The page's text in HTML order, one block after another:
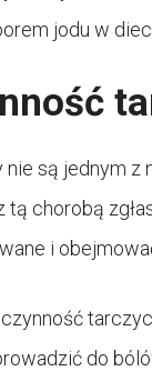
jodu w
nie są jednym
tą chorobą
i
do